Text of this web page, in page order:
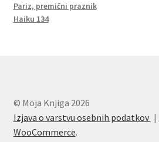
Pariz, premični praznik
Haiku 134
© Moja Knjiga 2026
Izjava o varstvu osebnih podatkov
WooCommerce.